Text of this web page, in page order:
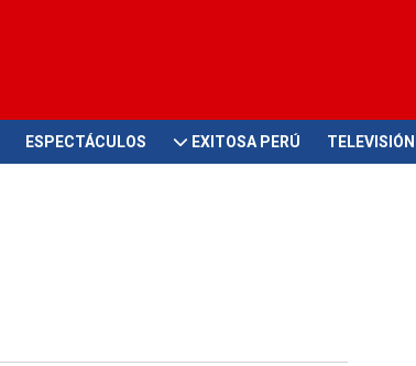
ESPECTÁCULOS EXITOSA PERÚ TELEVISIÓN